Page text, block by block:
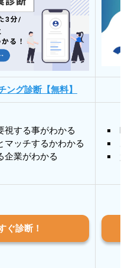
ング診断【無料】
視する事がわかる
マッチするかわかる
企業がわかる
質
ぐ診断！